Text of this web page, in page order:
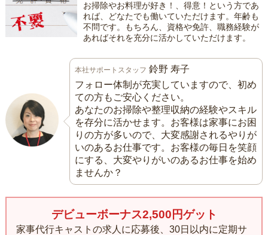
お掃除やお料理が好き！、得意！という方であ
れば、どなたでも働いていただけます。年齢も
不問です。もちろん、資格や免許、職務経験が
あればそれを充分に活かしていただけます。
本社サポートスタッフ 鈴野 寿子
フォロー体制が充実していますので、初め
ての方もご安心ください。
あなたのお掃除や整理収納の経験やスキル
を存分に活かせます。お客様は家事にお困
りの方が多いので、大変感謝されるやりが
いのあるお仕事です。お客様の毎日を笑顔
にする、大変やりがいのあるお仕事を始め
ませんか？
デビューボーナス2,500円ゲット
家事代行キャストの求人に応募後、30日以内に定期サ